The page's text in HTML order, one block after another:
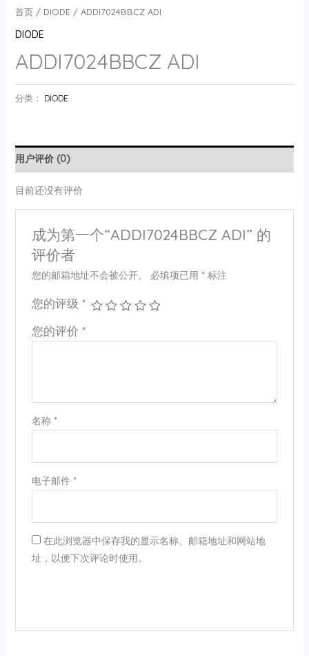
首页/ DIODE/ ADDI7024BBCZ ADI
DIODE
ADDI7024BBCZ ADI
分类： DIODE
用户评价 (0)
目前还没有评价
成为第一个“ADDI7024BBCZ ADI” 的
评价者
您的邮箱地址不会被公开。 必填项已用 *标注
您的评级 *
您的评价 *
名称 *
电子邮件 *
在此浏览器中保存我的显示名称、邮箱地址和网站地
址，以便下次评论时使用。